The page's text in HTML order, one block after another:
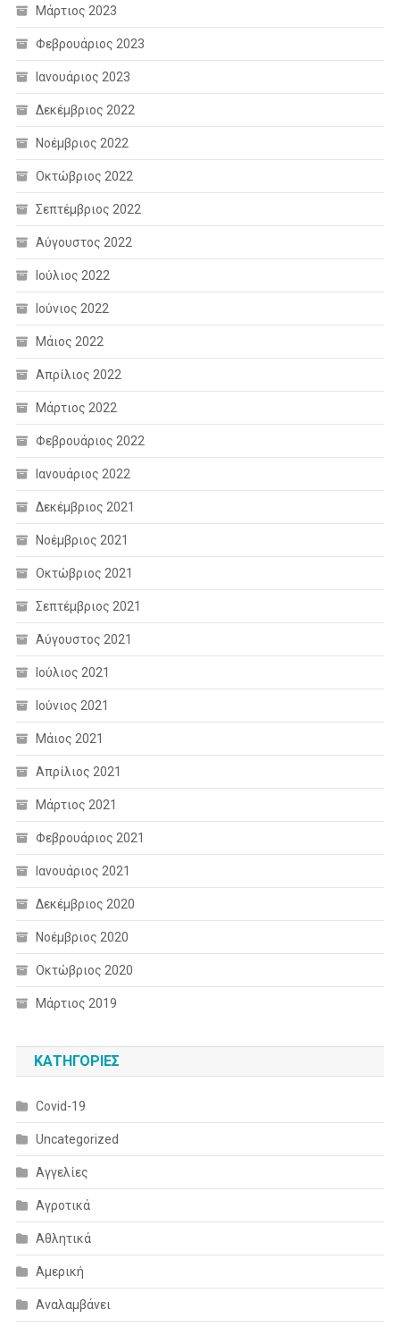
Μάρτιος 2023
Φεβρουάριος 2023
Ιανουάριος 2023
Δεκέμβριος 2022
Νοέμβριος 2022
Οκτώβριος 2022
Σεπτέμβριος 2022
Αύγουστος 2022
Ιούλιος 2022
Ιούνιος 2022
Μάιος 2022
Απρίλιος 2022
Μάρτιος 2022
Φεβρουάριος 2022
Ιανουάριος 2022
Δεκέμβριος 2021
Νοέμβριος 2021
Οκτώβριος 2021
Σεπτέμβριος 2021
Αύγουστος 2021
Ιούλιος 2021
Ιούνιος 2021
Μάιος 2021
Απρίλιος 2021
Μάρτιος 2021
Φεβρουάριος 2021
Ιανουάριος 2021
Δεκέμβριος 2020
Νοέμβριος 2020
Οκτώβριος 2020
Μάρτιος 2019
KΑΤΗΓΟΡΊΕΣ
Covid-19
Uncategorized
Αγγελίες
Αγροτικά
Αθλητικά
Αμερική
Αναλαμβάνει